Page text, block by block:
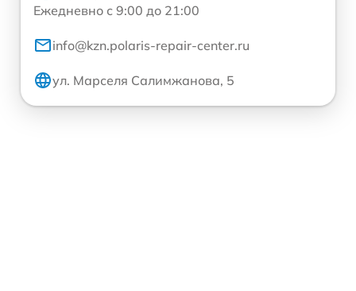
Ежедневно с 9:00 до 21:00
info@kzn.polaris-repair-center.ru
ул. Марселя Салимжанова, 5